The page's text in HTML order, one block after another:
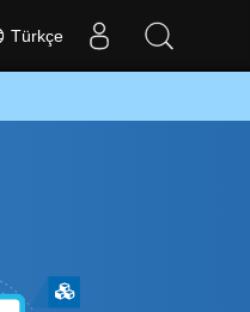
Türkçe